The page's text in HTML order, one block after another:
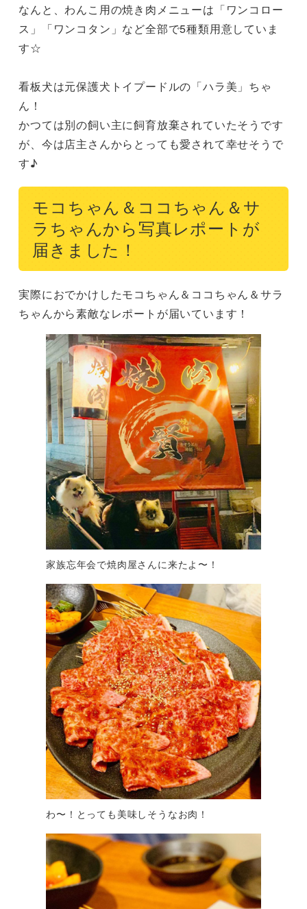
なんと、わんこ用の焼き肉メニューは「ワンコロー
ス」「ワンコタン」など全部で5種類用意していま
す☆
看板犬は元保護犬トイプードルの「ハラ美」ちゃ
ん！
かつては別の飼い主に飼育放棄されていたそうです
が、今は店主さんからとっても愛されて幸せそうで
す♪
モコちゃん＆ココちゃん＆サ
ラちゃんから写真レポートが
届きました！
実際におでかけしたモコちゃん＆ココちゃん＆サラ
ちゃんから素敵なレポートが届いています！
家族忘年会で焼肉屋さんに来たよ〜！
わ〜！とっても美味しそうなお肉！